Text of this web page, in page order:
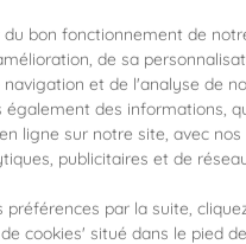
12,90 €
Poids 120g (107,50 €/kg)
AJOUTER AU
disponibilité en magasin
du bon fonctionnement de
de sa
et de l'analyse de
également des informations,
ligne sur notre site, avec nos
publicitaires et de
préférences par la suite,
cookies' situé dans le pied